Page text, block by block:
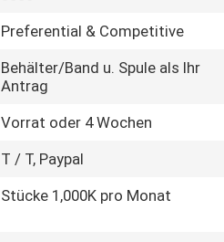
Preferential & Competitive
Behälter/Band u. Spule als Ihr
Antrag
Vorrat oder 4 Wochen
T / T, Paypal
Stücke 1,000K pro Monat